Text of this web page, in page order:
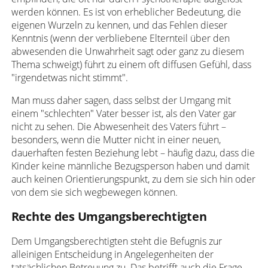
werden können. Es ist von erheblicher Bedeutung, die
eigenen Wurzeln zu kennen, und das Fehlen dieser
Kenntnis (wenn der verbliebene Elternteil über den
abwesenden die Unwahrheit sagt oder ganz zu diesem
Thema schweigt) führt zu einem oft diffusen Gefühl, dass
"irgendetwas nicht stimmt".
Man muss daher sagen, dass selbst der Umgang mit
einem "schlechten" Vater besser ist, als den Vater gar
nicht zu sehen. Die Abwesenheit des Vaters führt –
besonders, wenn die Mutter nicht in einer neuen,
dauerhaften festen Beziehung lebt – häufig dazu, dass die
Kinder keine männliche Bezugsperson haben und damit
auch keinen Orientierungspunkt, zu dem sie sich hin oder
von dem sie sich wegbewegen können.
Rechte des Umgangsberechtigten
Dem Umgangsberechtigten steht die Befugnis zur
alleinigen Entscheidung in Angelegenheiten der